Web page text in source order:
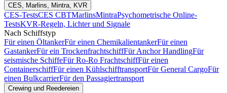
CES, Marlins, Mintra, KVR
CES-TestsCES CBTMarlinsMintraPsychometrische Online-
TestsKVR-Regeln, Lichter und Signale
Nach Schiffstyp
Für einen ÖltankerFür einen ChemikalientankerFür einen
GastankerFür ein TrockenfrachtschiffFür Anchor HandlingFür
seismische SchiffeFür Ro-Ro FrachtschiffFür einen
ContainerschiffFür einen KühlschifftransportFür General CargoFür
einen BulkcarrierFür den Passagiertransport
Crewing und Reedereien